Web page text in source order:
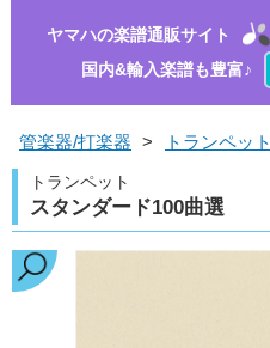
ヤマハの楽譜通販サイト
国内&輸入楽譜も豊富♪
管楽器/打楽器 > トランペット
トランペット
スタンダード100曲選